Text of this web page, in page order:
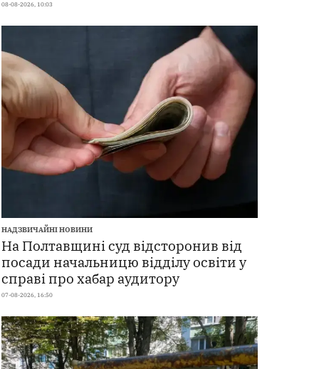
08-08-2026, 10:03
НАДЗВИЧАЙНІ НОВИНИ
На Полтавщині суд відсторонив від
посади начальницю відділу освіти у
справі про хабар аудитору
07-08-2026, 16:50